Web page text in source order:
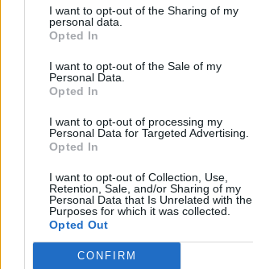
I want to opt-out of the Sharing of my
personal data.
Opted In
I want to opt-out of the Sale of my
Personal Data.
Opted In
I want to opt-out of processing my
Personal Data for Targeted Advertising.
Opted In
I want to opt-out of Collection, Use,
Retention, Sale, and/or Sharing of my
Personal Data that Is Unrelated with the
Purposes for which it was collected.
Opted Out
CONFIRM